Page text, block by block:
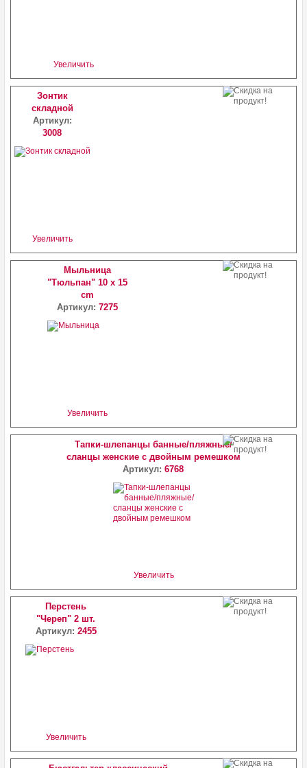
Увеличить
Зонтик
складной
Артикул:
3008
Увеличить
Мыльница
"Тюльпан" 10 x 15
cm
Артикул: 7275
Увеличить
Тапки-шлепанцы банные/пляжные/
сланцы женские с двойным ремешком
Артикул:6768
Увеличить
Перстень
"Череп" 2 шт.
Артикул: 2455
Увеличить